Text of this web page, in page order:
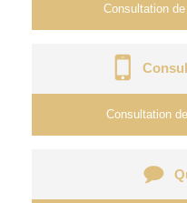
Consultation de
Consultation de